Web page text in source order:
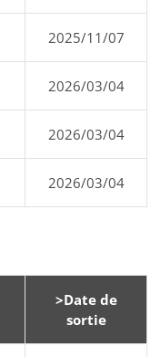
2025/11/07
2026/03/04
2026/03/04
2026/03/04
>Date de
sortie